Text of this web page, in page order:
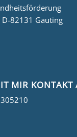
82131 Gauting
MIR KONTAKT